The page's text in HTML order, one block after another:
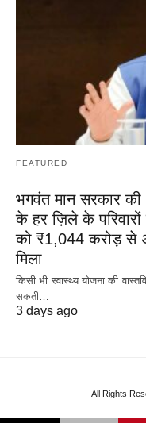
FEATURED
भगवंत मान सरकार की
के हर ज़िले के
को ₹1,044 करोड़ से
मिला
किसी भी स्वास्थ्य योजना की
सकती…
3 days ago
All Rights